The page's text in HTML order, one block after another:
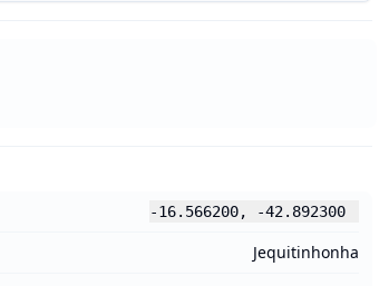
-16.566200, -42.892300
Jequitinhonha